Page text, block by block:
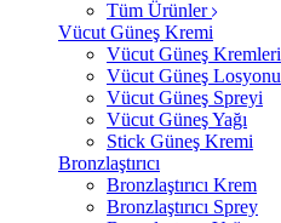
Tüm Ürünler
Vücut Güneş Kremi
Vücut Güneş Kremleri
Vücut Güneş Losyonu
Vücut Güneş Spreyi
Vücut Güneş Yağı
Stick Güneş Kremi
Bronzlaştırıcı
Bronzlaştırıcı Krem
Bronzlaştırıcı Sprey